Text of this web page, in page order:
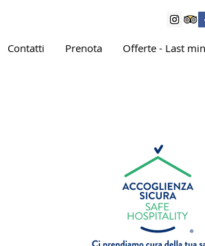
Contatti Prenota Offerte - Last